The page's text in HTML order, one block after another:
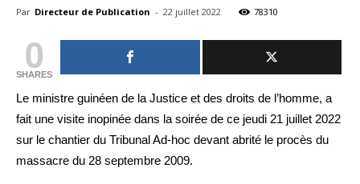
Par Directeur de Publication - 22 juillet 2022 78310
0
SHARES
Le ministre guinéen de la Justice et des droits de l’homme, a
fait une visite inopinée dans la soirée de ce jeudi 21 juillet 2022
sur le chantier du Tribunal Ad-hoc devant abrité le procès du
massacre du 28 septembre 2009.